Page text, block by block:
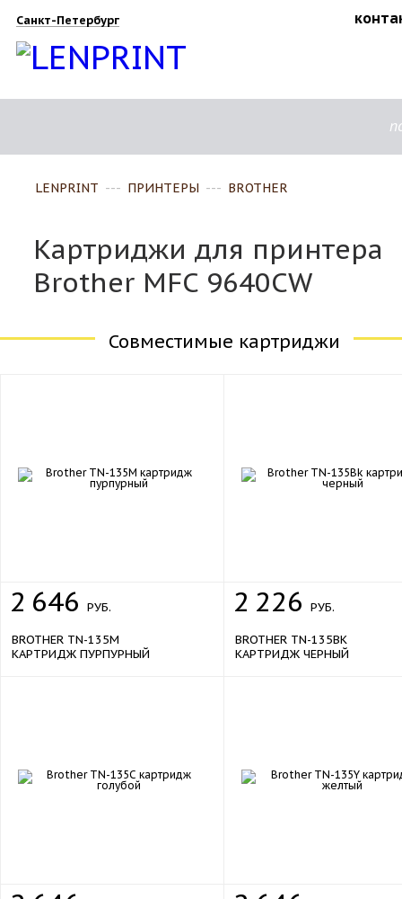
Санкт-Петербург
LENPRINT --- ПРИНТЕРЫ --- BROTHER
Картриджи для принтера
Brother MFC 9640CW
Совместимые картриджи
2 646 РУБ.
BROTHER TN-135M
КАРТРИДЖ ПУРПУРНЫЙ
2 226 РУБ.
BROTHER TN-135BK
КАРТРИДЖ ЧЕРНЫЙ